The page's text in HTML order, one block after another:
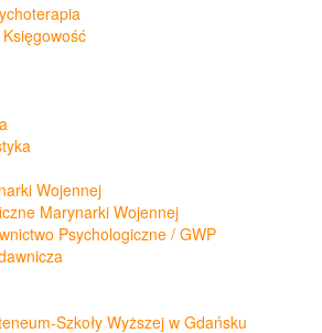
Wojennej
Marynarki Wojennej
Psychologiczne / GWP
Szkoły Wyższej w Gdańsku